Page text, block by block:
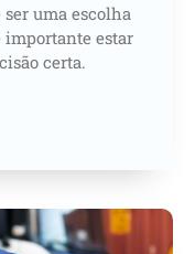
uma escolha
importante estar
certa.